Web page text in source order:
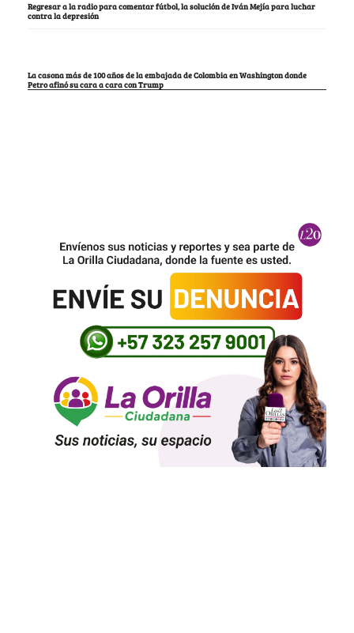
Regresar a la radio para comentar fútbol, la solución de Iván Mejía para luchar
contra la depresión
La casona más de 100 años de la embajada de Colombia en Washington donde
Petro afinó su cara a cara con Trump